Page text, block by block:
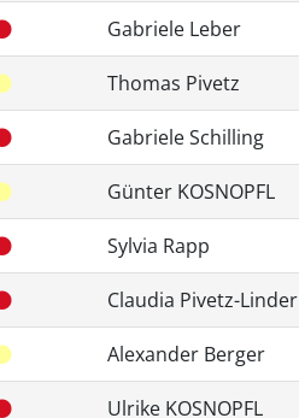
Gabriele Leber
Thomas Pivetz
Gabriele Schilling
Günter KOSNOPFL
Sylvia Rapp
Claudia Pivetz-Linder
Alexander Berger
Ulrike KOSNOPFL